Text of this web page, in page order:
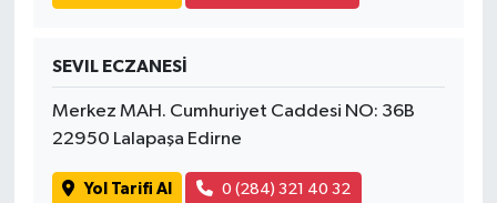
SEVIL ECZANESİ
Merkez MAH. Cumhuriyet Caddesi NO: 36B
22950 Lalapaşa Edirne
Yol Tarifi Al 0 (284) 321 40 32